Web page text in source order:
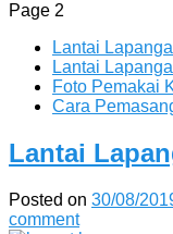
ENLIO INDONESIA
Menyediakan Karpet
Page 2
Lantai
Lantai
Foto Pemakai
Cara
Lantai
Posted on 30/08/
comment